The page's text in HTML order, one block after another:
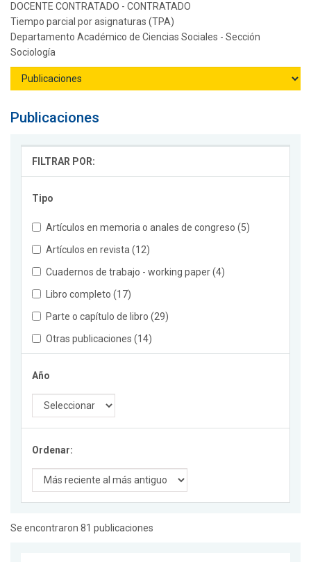
DOCENTE CONTRATADO - CONTRATADO
Tiempo parcial por asignaturas (TPA)
Departamento Académico de Ciencias Sociales - Sección
Sociología
Publicaciones
FILTRAR POR:
Tipo
Artículos en memoria o anales de congreso (5)
Artículos en revista (12)
Cuadernos de trabajo - working paper (4)
Libro completo (17)
Parte o capítulo de libro (29)
Otras publicaciones (14)
Año
Ordenar:
Se encontraron 81 publicaciones